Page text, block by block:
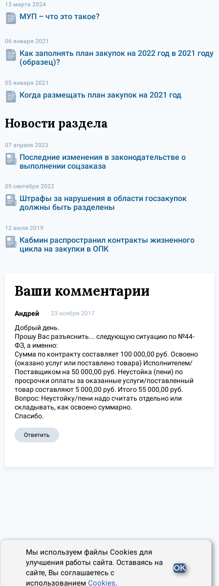
13 марта 2024
МУП – что это такое?
06 января 2021
Как заполнять план закупок на 2022 год в 2021 году
(образец)?
05 января 2021
Когда размещать план закупок на 2021 год
Новости раздела
07 апреля 2023
Последние изменения в законодательстве о
выполнении соцзаказа
05 сентября 2022
Штрафы за нарушения в области госзакупок
должны быть разделены
12 июля 2019
Кабмин распространил контракты жизненного
цикла на закупки в ОПК
Ваши комментарии
Андрей 23 ноября 2017
Добрый день.
Прошу Вас разъяснить... следующую ситуацию по №44-
ФЗ, а именно:
Сумма по контракту составляет 100 000,00 руб. Освоено
(оказано услуг или поставлено товара) Исполнителем/
Поставщиком на 50 000,00 руб. Неустойка (пени) по
просрочки оплаты за оказанные услуги/поставленный
товар составляют 5 000,00 руб. Итого 55 000,00 руб.
Вопрос: Неустойку/пени надо считать отдельно или
складывать, как освоено суммарно.
Спасибо.
Ответить
Мы используем файлы Cookies для
улучшения работы сайта. Оставаясь на
сайте, Вы соглашаетесь с
использованиемCookies.
OK